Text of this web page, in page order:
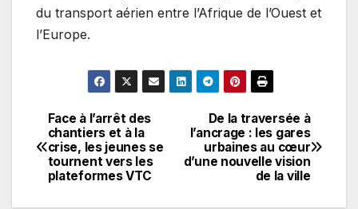
du transport aérien entre l’Afrique de l’Ouest et
l’Europe.
Navigation
de
l’article
De la traversée à
l’ancrage : les gares
urbaines au cœur
d’une nouvelle vision
de la ville
Face à l’arrêt des
chantiers et à la
crise, les jeunes se
tournent vers les
plateformes VTC